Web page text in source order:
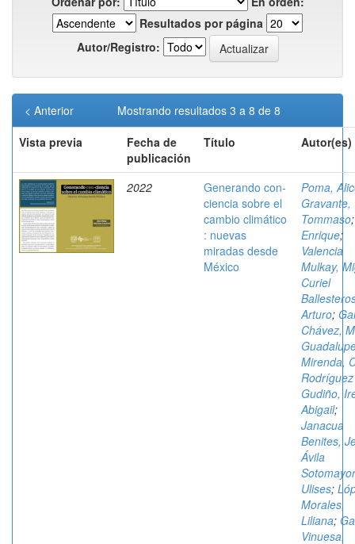
Resultados por página
Autor/Registro:
Mostrando resultados 3 a 8 de 8
< Anterior
Vista previa
Fecha de
publicación
Título Autor(es)
2022
Generando con-
ciencia sobre el
cambio climático
: nuevas
miradas desde
México
Poma,
Gravante,
Tommaso
Enrique;
Valencia
Mulkay,
Curiel
Arturo;
Chávez,
Mirenda,
Rodríguez
Gudiño,
Abigail;
Janacua
Benites,
Ávila
Ulises;
Morales,
Liliana;
Vinuesa,